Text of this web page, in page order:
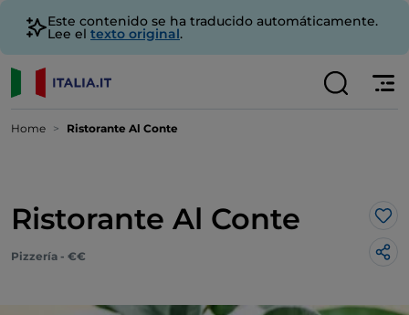
Este contenido se ha traducido automáticamente.
Lee el texto original.
Home Ristorante Al Conte
Ristorante Al Conte Me
Pizzería - €€